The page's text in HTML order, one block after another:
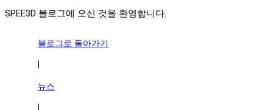
SPEE3D 블로그에 오신 것을 환영합니다.
블로그로 돌아가기
뉴스